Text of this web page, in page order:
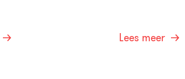
Lees meer